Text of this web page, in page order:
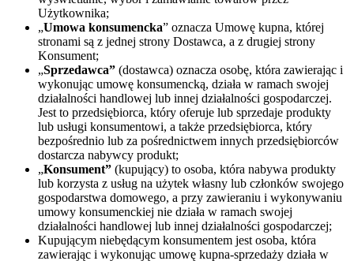
Użytkownika;
„Umowa konsumencka” oznacza Umowę kupna, której
stronami są z jednej strony Dostawca, a z drugiej strony
Konsument;
„Sprzedawca” (dostawca) oznacza osobę, która zawierając i
wykonując umowę konsumencką, działa w ramach swojej
działalności handlowej lub innej działalności gospodarczej.
Jest to przedsiębiorca, który oferuje lub sprzedaje produkty
lub usługi konsumentowi, a także przedsiębiorca, który
bezpośrednio lub za pośrednictwem innych przedsiębiorców
dostarcza nabywcy produkt;
„Konsument” (kupujący) to osoba, która nabywa produkty
lub korzysta z usług na użytek własny lub członków swojego
gospodarstwa domowego, a przy zawieraniu i wykonywaniu
umowy konsumenckiej nie działa w ramach swojej
działalności handlowej lub innej działalności gospodarczej;
Kupującym niebędącym konsumentem jest osoba, która
zawierając i wykonując umowę kupna-sprzedaży działa w